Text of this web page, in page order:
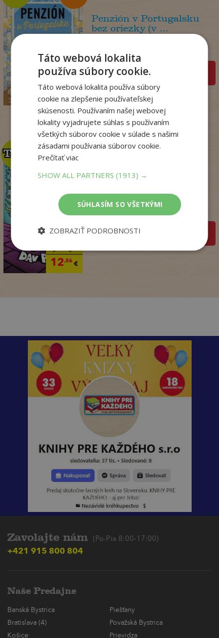
18
15 €
Penzión v Portugalsku
bez oriezky (v ...
Na sklade
pridať do košíka
12,86€
TOP
TOP
Na sklade
pridať do košíka
Zavolajte nám (Po-Pia 8:00-17:00)
+421 915 800 804
Naše Predajne
Banská Bystrica
Piešťany
Bratislava (4)
Považská Bystrica
Košice
Prievidza
Táto webová lokalita
používa súbory cookie.
Táto webová lokalita používa súbory
cookie na zlepšenie používateľskej
skúsenosti. Používaním našej webovej
lokality vyjadrujete súhlas s používaním
všetkých súborov cookie v súlade s našimi
zásadami používania súborov cookie.
Prečítať viac
SHOW ALL PARTNERS(1913) →
SÚHLASÍM SO VŠETKÝMI
ZOBRAZIŤ PODROBNOSTI